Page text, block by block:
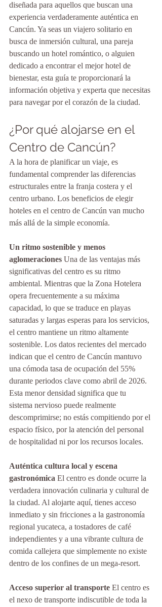
diseñada para aquellos que buscan una
experiencia verdaderamente auténtica en
Cancún. Ya seas un viajero solitario en
busca de inmersión cultural, una pareja
buscando un hotel romántico, o alguien
dedicado a encontrar el mejor hotel de
bienestar, esta guía te proporcionará la
información objetiva y experta que necesitas
para navegar por el corazón de la ciudad.
¿Por qué alojarse en el
Centro de Cancún?
A la hora de planificar un viaje, es
fundamental comprender las diferencias
estructurales entre la franja costera y el
centro urbano. Los beneficios de elegir
hoteles en el centro de Cancún van mucho
más allá de la simple economía.
Un ritmo sostenible y menos
aglomeraciones Una de las ventajas más
significativas del centro es su ritmo
ambiental. Mientras que la Zona Hotelera
opera frecuentemente a su máxima
capacidad, lo que se traduce en playas
saturadas y largas esperas para los servicios,
el centro mantiene un ritmo altamente
sostenible. Los datos recientes del mercado
indican que el centro de Cancún mantuvo
una cómoda tasa de ocupación del 55%
durante periodos clave como abril de 2026.
Esta menor densidad significa que tu
sistema nervioso puede realmente
descomprimirse; no estás compitiendo por el
espacio físico, por la atención del personal
de hospitalidad ni por los recursos locales.
Auténtica cultura local y escena
gastronómica El centro es donde ocurre la
verdadera innovación culinaria y cultural de
la ciudad. Al alojarte aquí, tienes acceso
inmediato y sin fricciones a la gastronomía
regional yucateca, a tostadores de café
independientes y a una vibrante cultura de
comida callejera que simplemente no existe
dentro de los confines de un mega-resort.
Acceso superior al transporte El centro es
el nexo de transporte indiscutible de toda la